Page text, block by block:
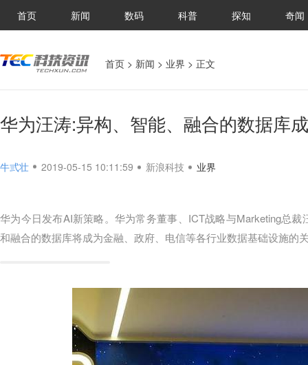
首页 新闻 数码 科普 探知 奇闻
首页 > 新闻 > 业界 > 正文
华为汪涛:异构、智能、融合的数据库
牛弎壮 2019-05-15 10:11:59 新浪科技 业界
华为今日发布AI新策略。华为常务董事、ICT战略与Marketing总
和融合的数据库将成为金融、政府、电信等各行业数据基础设施的